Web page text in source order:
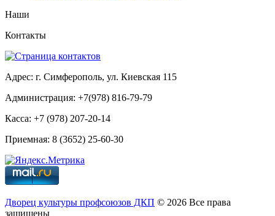
Наши
Контакты
Адрес: г. Симферополь, ул. Киевская 115
Администрация: +7(978) 816-79-79
Касса: +7 (978) 207-20-14
Приемная: 8 (3652) 25-60-30
Дворец культуры профсоюзов ДКП © 2026 Все права
защищены